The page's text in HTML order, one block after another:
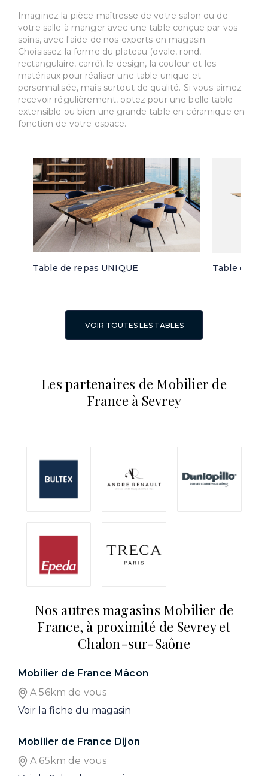
Imaginez la pièce maîtresse de votre salon ou de
votre salle à manger avec une table conçue par vos
soins, avec l'aide de nos experts en magasin.
Choisissez la forme du plateau (ovale, rond,
rectangulaire, carré), le design, la couleur et les
matériaux pour réaliser une table unique et
personnalisée, mais surtout de qualité. Si vous aimez
recevoir régulièrement, optez pour une belle table
extensible ou bien une grande table en céramique en
fonction de votre espace.
Table de repas UNIQUE Table de
VOIR TOUTES LES TABLES
Les partenaires de Mobilier de
France à Sevrey
Nos autres magasins Mobilier de
France, à proximité de Sevrey et
Chalon-sur-Saône
Mobilier de France Mâcon
A 56km de vous
Voir la fiche du magasin
Mobilier de France Dijon
A 65km de vous